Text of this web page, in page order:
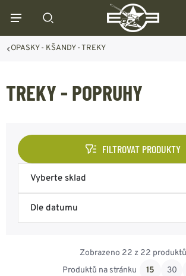
OPASKY - KŠANDY - TREKY
TREKY - POPRUHY
Vyberte sklad
Skladem na eshopu
Skladem Ostrava
Od nejnovějšího
Dle datumu
FILTROVAT PRODUKTY
Zobrazeno 22 z 22 produktů
Produktů na stránku
15 30